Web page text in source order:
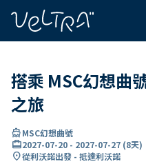
搭乘 MSC幻想曲
之旅
directions_boatMSC幻想曲號
card_travel2027-07-20 - 2027-07-27 (8天)
location_on從利沃諾出發 - 抵達利沃諾